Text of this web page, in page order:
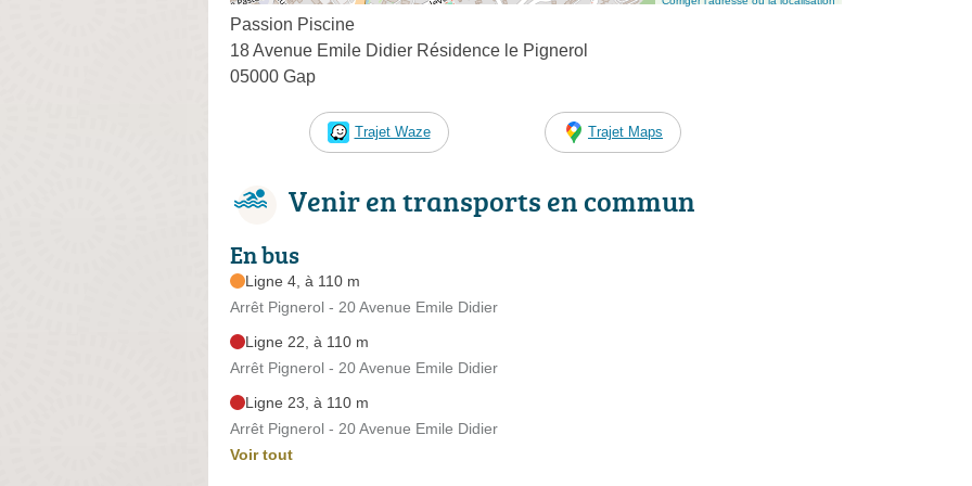
Passion Piscine
18 Avenue Emile Didier Résidence le Pignerol
05000 Gap
Trajet Waze Trajet Maps
Venir en transports en commun
En bus
Ligne 4, à 110 m
Arrêt Pignerol - 20 Avenue Emile Didier
Ligne 22, à 110 m
Arrêt Pignerol - 20 Avenue Emile Didier
Ligne 23, à 110 m
Arrêt Pignerol - 20 Avenue Emile Didier
Voir tout